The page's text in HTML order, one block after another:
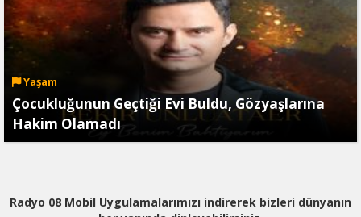
Yaşam
Çocukluğunun Geçtiği Evi Buldu, Gözyaşlarına
Hakim Olamadı
Radyo 08 Mobil Uygulamalarımızı indirerek bizleri dünyanın